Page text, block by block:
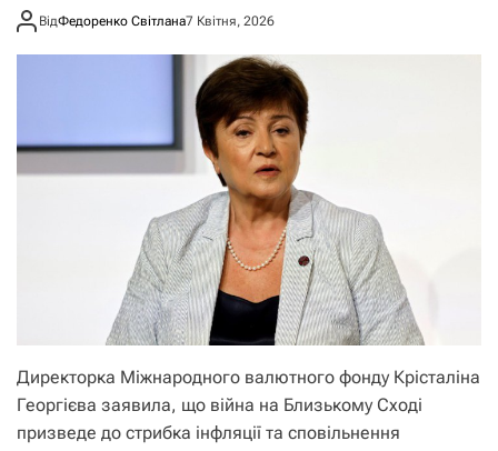
ВідФедоренко Світлана7 Квітня, 2026
Директорка Міжнародного валютного фонду Крісталіна
Георгієва заявила, що війна на Близькому Сході
призведе до стрибка інфляції та сповільнення